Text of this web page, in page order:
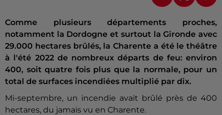
Comme plusieurs départements proches,
notamment la Dordogne et surtout la Gironde avec
29.000 hectares brûlés, la Charente a été le théâtre
à l'été 2022 de nombreux départs de feu: environ
400, soit quatre fois plus que la normale, pour un
total de surfaces incendiées multiplié par dix.
Mi-septembre, un incendie avait brûlé près de 400
hectares, du jamais vu en Charente.